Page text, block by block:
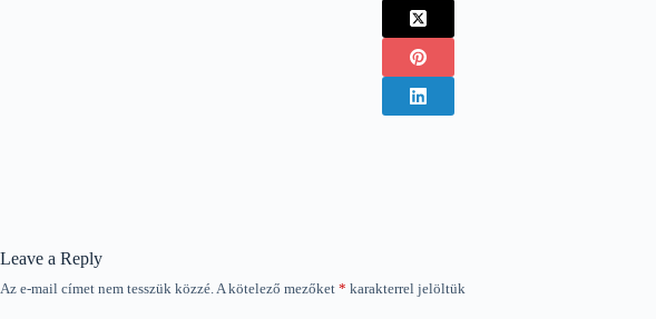
Leave a Reply
Az e-mail címet nem tesszük közzé. A kötelező mezőket * karakterrel jelöltük